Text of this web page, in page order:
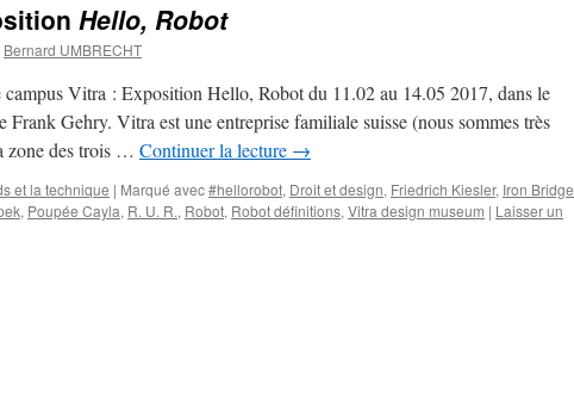
Hello, Robot
Bernard UMBRECHT
Vitra : Exposition Hello, Robot du 11.02 au 14.05 2017, dans le
Frank Gehry. Vitra est une entreprise familiale suisse (nous sommes très
zone des trois … Continuer la lecture →
et la technique | Marqué avec#hellorobot, Droit et design, Friedrich Kiesler, Iron Bridge
, Poupée Cayla, R. U. R., Robot, Robot définitions, Vitra design museum | Laisser un